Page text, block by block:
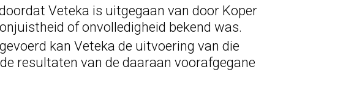
Veteka is uitgegaan van door Koper
of onvolledigheid bekend was.
kan Veteka de uitvoering van die
resultaten van de daaraan voorafgegane